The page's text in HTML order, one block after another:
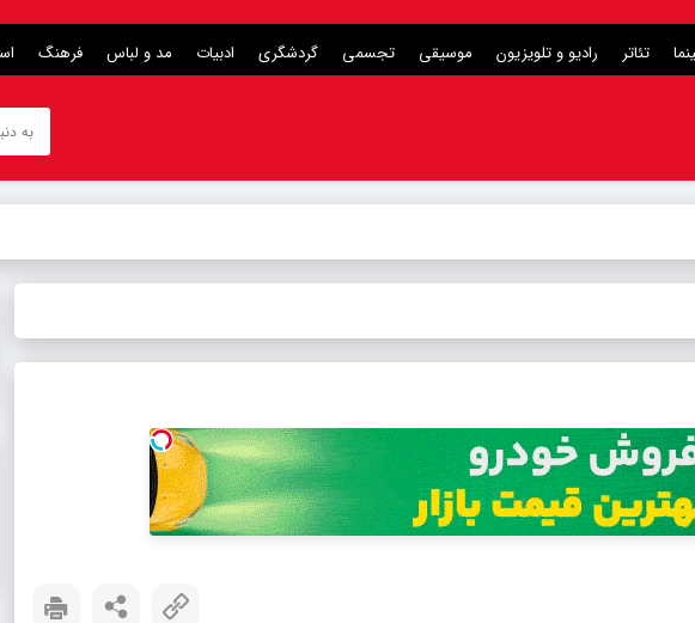
تئاتر رادیو و تلویزیون موسیقی تجسمی گردشگری ادبیات مد و لباس فرهنگ